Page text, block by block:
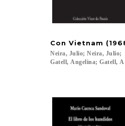
Con Vietnam
Neira, Julio; Neira, Julio;
Gatell, Angelina; Gatell,